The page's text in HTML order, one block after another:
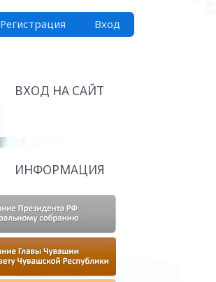
Регистрация Вход
ВХОД НА САЙТ
ИНФОРМАЦИЯ